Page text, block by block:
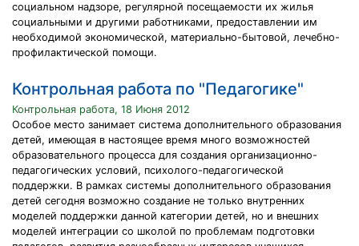
социальном надзоре, регулярной посещаемости их жилья
социальными и другими работниками, предоставлении им
необходимой экономической, материально-бытовой, лечебно-
профилактической помощи.
Контрольная работа по "Педагогике"
Контрольная работа, 18 Июня 2012
Особое место занимает система дополнительного образования
детей, имеющая в настоящее время много возможностей
образовательного процесса для создания организационно-
педагогических условий, психолого-педагогической
поддержки. В рамках системы дополнительного образования
детей сегодня возможно создание не только внутренних
моделей поддержки данной категории детей, но и внешних
моделей интеграции со школой по проблемам подготовки